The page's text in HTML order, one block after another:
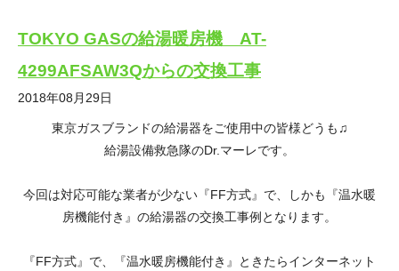
TOKYO GASの給湯暖房機 AT-
4299AFSAW3Qからの交換工事
2018年08月29日
東京ガスブランドの給湯器をご使用中の皆様どうも♫
給湯設備救急隊のDr.マーレです。
今回は対応可能な業者が少ない『FF方式』で、しかも『温水暖
房機能付き』の給湯器の交換工事例となります。
『FF方式』で、『温水暖房機能付き』ときたらインターネット